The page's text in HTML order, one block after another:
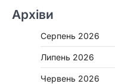
Архіви
Серпень 2026
Липень 2026
Червень 2026